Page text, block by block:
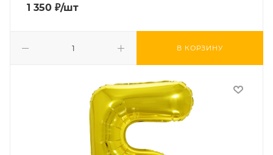
1 350 ₽/шт
В КОРЗИНУ